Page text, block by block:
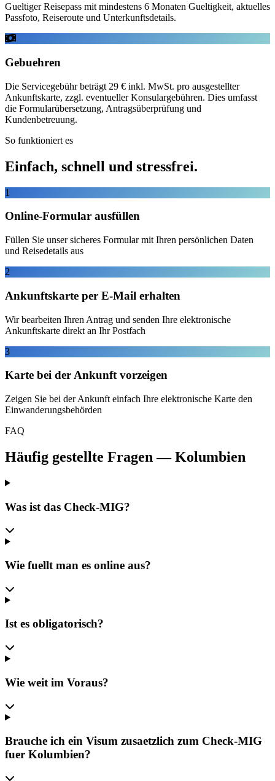
Gueltiger Reisepass mit mindestens 6 Monaten Gueltigkeit, aktuelles
Passfoto, Reiseroute und Unterkunftsdetails.
Gebuehren
Die Servicegebühr beträgt 29 € inkl. MwSt. pro ausgestellter
Ankunftskarte, zzgl. eventueller Konsulargebühren. Dies umfasst
die Formularübersetzung, Antragsüberprüfung und
Kundenbetreuung.
So funktioniert es
Einfach, schnell und stressfrei.
1
Online-Formular ausfüllen
Füllen Sie unser sicheres Formular mit Ihren persönlichen Daten
und Reisedetails aus
2
Ankunftskarte per E-Mail erhalten
Wir bearbeiten Ihren Antrag und senden Ihre elektronische
Ankunftskarte direkt an Ihr Postfach
3
Karte bei der Ankunft vorzeigen
Zeigen Sie bei der Ankunft einfach Ihre elektronische Karte den
Einwanderungsbehörden
FAQ
Häufig gestellte Fragen —Kolumbien
Was ist das Check-MIG?
Wie fuellt man es online aus?
Ist es obligatorisch?
Wie weit im Voraus?
Brauche ich ein Visum zusaetzlich zum Check-MIG
fuer Kolumbien?